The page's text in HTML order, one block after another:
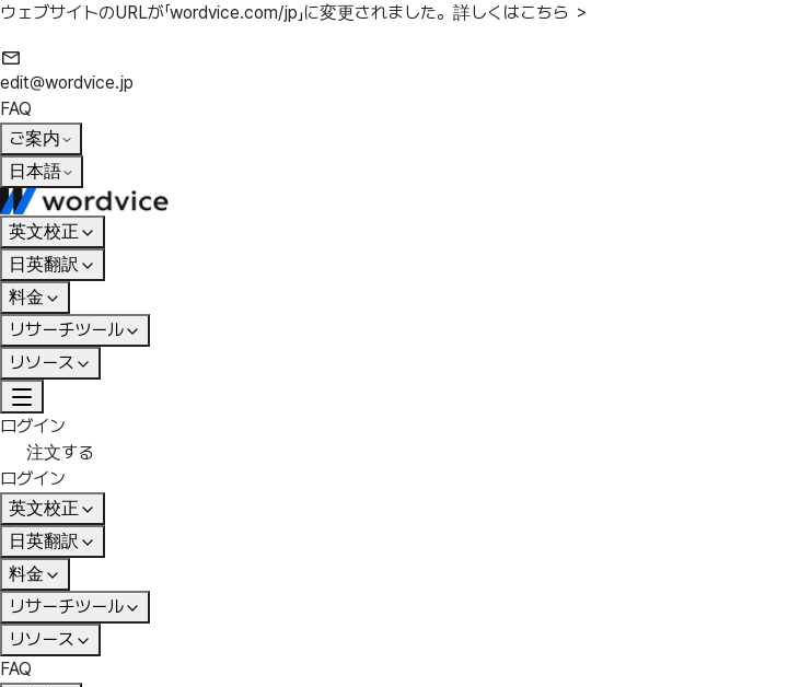
ウェブサイトのURLが「wordvice.com/jp」に変更されました。 詳しくはこちら ＞
edit@wordvice.jp
FAQ
ご案内
日本語
英文校正
日英翻訳
料金
リサーチツール
リソース
ログイン
注文する
ログイン
英文校正
日英翻訳
料金
リサーチツール
リソース
FAQ